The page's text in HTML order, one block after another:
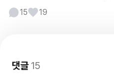
15 19
댓글15